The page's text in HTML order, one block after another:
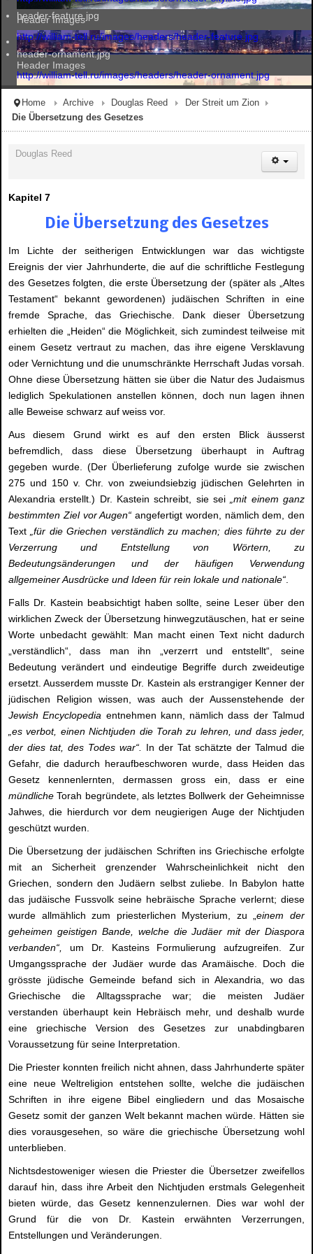
Header Images
Header Images
Header Images
header-feature.jpg
http://william-tell.ru/images/headers/header-feature.jpg
header-ornament.jpg
http://william-tell.ru/images/headers/header-ornament.jpg
Home Archive Douglas Reed
Der Streit um Zion
Die Übersetzung des Gesetzes
Douglas Reed
Kapitel 7
Die Übersetzung des Gesetzes
Im Lichte der seitherigen Entwicklungen war das wichtigste
Ereignis der vier Jahrhunderte, die auf die schriftliche Festlegung
des Gesetzes folgten, die erste Übersetzung der (später als „Altes
Testament“ bekannt gewordenen) judäischen Schriften in eine
fremde Sprache, das Griechische. Dank dieser Übersetzung
erhielten die „Heiden“ die Möglichkeit, sich zumindest teilweise mit
einem Gesetz vertraut zu machen, das ihre eigene Versklavung
oder Vernichtung und die unumschränkte Herrschaft Judas vorsah.
Ohne diese Übersetzung hätten sie über die Natur des Judaismus
lediglich Spekulationen anstellen können, doch nun lagen ihnen
alle Beweise schwarz auf weiss vor.
Aus diesem Grund wirkt es auf den ersten Blick äusserst
befremdlich, dass diese Übersetzung überhaupt in Auftrag
gegeben wurde. (Der Überlieferung zufolge wurde sie zwischen
275 und 150 v. Chr. von zweiundsiebzig jüdischen Gelehrten in
Alexandria erstellt.) Dr. Kastein schreibt, sie sei„mit einem ganz
bestimmten Ziel vor Augen“ angefertigt worden, nämlich dem, den
Text „für die Griechen verständlich zu machen; dies führte zu der
Verzerrung und Entstellung von Wörtern, zu
Bedeutungsänderungen und der häufigen Verwendung
allgemeiner Ausdrücke und Ideen für rein lokale und nationale“.
Falls Dr. Kastein beabsichtigt haben sollte, seine Leser über den
wirklichen Zweck der Übersetzung hinwegzutäuschen, hat er seine
Worte unbedacht gewählt: Man macht einen Text nicht dadurch
„verständlich“, dass man ihn „verzerrt und entstellt“, seine
Bedeutung verändert und eindeutige Begriffe durch zweideutige
ersetzt. Ausserdem musste Dr. Kastein als erstrangiger Kenner der
jüdischen Religion wissen, was auch der Aussenstehende der
Jewish Encyclopedia entnehmen kann, nämlich dass der Talmud
„es verbot, einen Nichtjuden die Torah zu lehren, und dass jeder,
der dies tat, des Todes war“. In der Tat schätzte der Talmud die
Gefahr, die dadurch heraufbeschworen wurde, dass Heiden das
Gesetz kennenlernten, dermassen gross ein, dass er eine
mündliche Torah begründete, als letztes Bollwerk der Geheimnisse
Jahwes, die hierdurch vor dem neugierigen Auge der Nichtjuden
geschützt wurden.
Die Übersetzung der judäischen Schriften ins Griechische erfolgte
mit an Sicherheit grenzender Wahrscheinlichkeit nicht den
Griechen, sondern den Judäern selbst zuliebe. In Babylon hatte
das judäische Fussvolk seine hebräische Sprache verlernt; diese
wurde allmählich zum priesterlichen Mysterium, zu „einem der
geheimen geistigen Bande, welche die Judäer mit der Diaspora
verbanden“, um Dr. Kasteins Formulierung aufzugreifen. Zur
Umgangssprache der Judäer wurde das Aramäische. Doch die
grösste jüdische Gemeinde befand sich in Alexandria, wo das
Griechische die Alltagssprache war; die meisten Judäer
verstanden überhaupt kein Hebräisch mehr, und deshalb wurde
eine griechische Version des Gesetzes zur unabdingbaren
Voraussetzung für seine Interpretation.
Die Priester konnten freilich nicht ahnen, dass Jahrhunderte später
eine neue Weltreligion entstehen sollte, welche die judäischen
Schriften in ihre eigene Bibel eingliedern und das Mosaische
Gesetz somit der ganzen Welt bekannt machen würde. Hätten sie
dies vorausgesehen, so wäre die griechische Übersetzung wohl
unterblieben.
Nichtsdestoweniger wiesen die Priester die Übersetzer zweifellos
darauf hin, dass ihre Arbeit den Nichtjuden erstmals Gelegenheit
bieten würde, das Gesetz kennenzulernen. Dies war wohl der
Grund für die von Dr. Kastein erwähnten Verzerrungen,
Entstellungen und Veränderungen.